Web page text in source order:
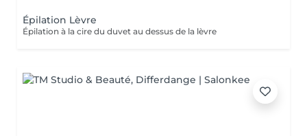
Épilation Lèvre
Épilation à la cire du duvet au dessus de la lèvre